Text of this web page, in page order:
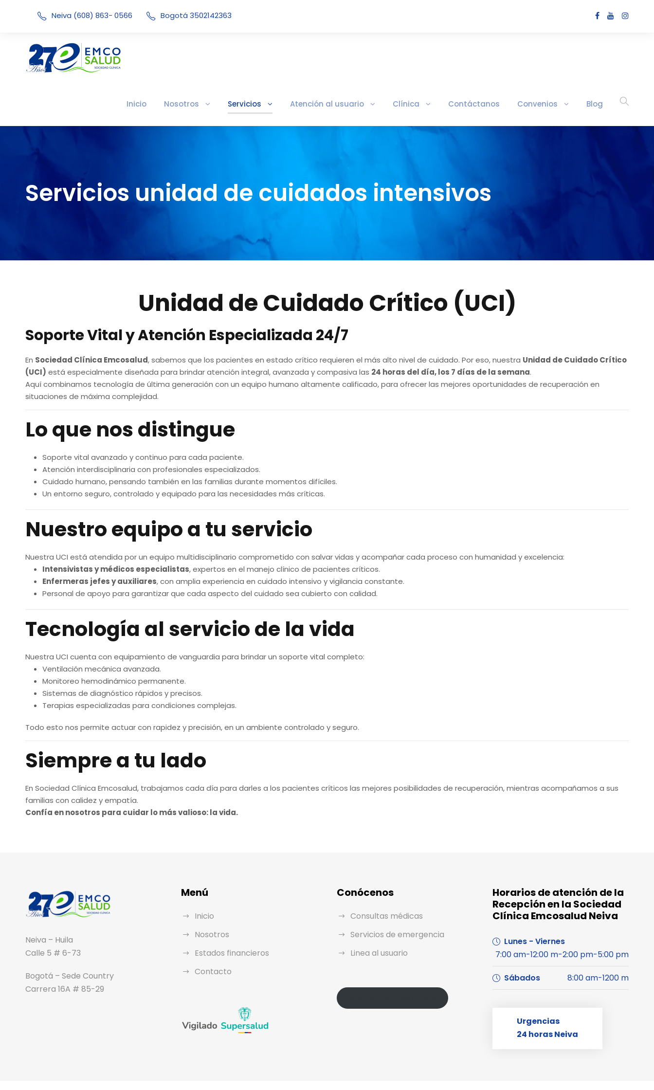
Neiva (608) 863- 0566 Bogotá 3502142363
Inicio Nosotros Servicios Atención al usuario Clínica Contáctanos Convenios Blog
Servicios unidad de cuidados intensivos
Unidad de Cuidado Crítico (UCI)
Soporte Vital y Atención Especializada 24/7
En Sociedad Clínica Emcosalud, sabemos que los pacientes en estado crítico requieren el más alto nivel de cuidado. Por eso, nuestra Unidad de Cuidado Crítico
(UCI) está especialmente diseñada para brindar atención integral, avanzada y compasiva las 24 horas del día, los 7 días de la semana.
Aquí combinamos tecnología de última generación con un equipo humano altamente calificado, para ofrecer las mejores oportunidades de recuperación en
situaciones de máxima complejidad.
Lo que nos distingue
Soporte vital avanzado y continuo para cada paciente.
Atención interdisciplinaria con profesionales especializados.
Cuidado humano, pensando también en las familias durante momentos difíciles.
Un entorno seguro, controlado y equipado para las necesidades más críticas.
Nuestro equipo a tu servicio
Nuestra UCI está atendida por un equipo multidisciplinario comprometido con salvar vidas y acompañar cada proceso con humanidad y excelencia:
Intensivistas y médicos especialistas, expertos en el manejo clínico de pacientes críticos.
Enfermeras jefes y auxiliares, con amplia experiencia en cuidado intensivo y vigilancia constante.
Personal de apoyo para garantizar que cada aspecto del cuidado sea cubierto con calidad.
Tecnología al servicio de la vida
Nuestra UCI cuenta con equipamiento de vanguardia para brindar un soporte vital completo:
Ventilación mecánica avanzada.
Monitoreo hemodinámico permanente.
Sistemas de diagnóstico rápidos y precisos.
Terapias especializadas para condiciones complejas.
Todo esto nos permite actuar con rapidez y precisión, en un ambiente controlado y seguro.
Siempre a tu lado
En Sociedad Clínica Emcosalud, trabajamos cada día para darles a los pacientes críticos las mejores posibilidades de recuperación, mientras acompañamos a sus
familias con calidez y empatía.
Confía en nosotros para cuidar lo más valioso: la vida.
Neiva – Huila
Calle 5 # 6-73
Bogotá – Sede Country
Carrera 16A # 85-29
Menú
Inicio
Nosotros
Estados financieros
Contacto
Conócenos
Consultas médicas
Servicios de emergencia
Linea al usuario
Horarios de atención de la
Recepción en la Sociedad
Clínica Emcosalud Neiva
Lunes - Viernes
7:00 am-12:00 m-2:00 pm-5:00 pm
Sábados 8:00 am-1200 m
Urgencias
24 horas Neiva